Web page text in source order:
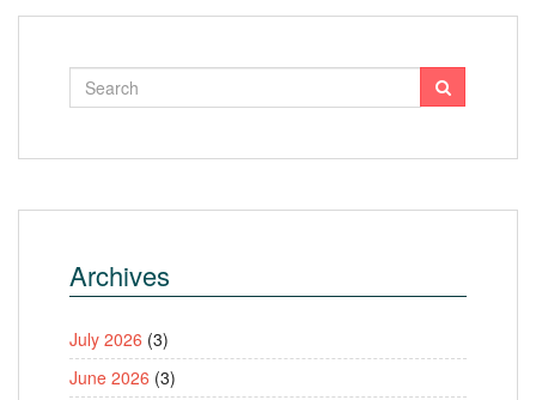
Archives
July 2026 (3)
June 2026 (3)